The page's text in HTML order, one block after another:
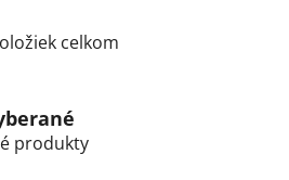
O
á
d
celkom
produkty